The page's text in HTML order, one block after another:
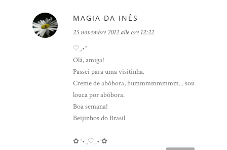
MAGIA DA INÊS
25 novembre 2012 alle ore 12:22
♡¸.•°
Olá, amiga!
Passei para uma visitinha.
Creme de abóbora, hummmmmmmm... sou
louca por abóbora.
Boa semana!
Beijinhos do Brasil
✿ °•.¸♡¸.•°✿